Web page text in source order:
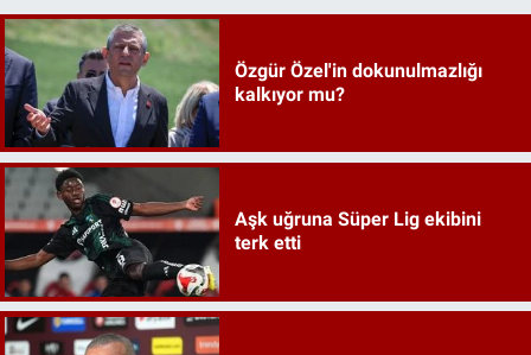
Özgür Özel'in dokunulmazlığı
kalkıyor mu?
Aşk uğruna Süper Lig ekibini
terk etti